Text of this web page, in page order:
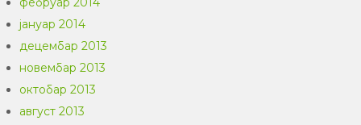
јануар 2014
децембар 2013
новембар 2013
октобар 2013
август 2013